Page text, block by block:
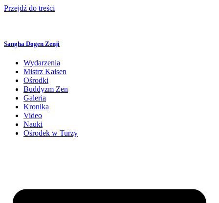
Przejdź do treści
Sangha Dogen Zenji
Wydarzenia
Mistrz Kaisen
Ośrodki
Buddyzm Zen
Galeria
Kronika
Video
Nauki
Ośrodek w Turzy